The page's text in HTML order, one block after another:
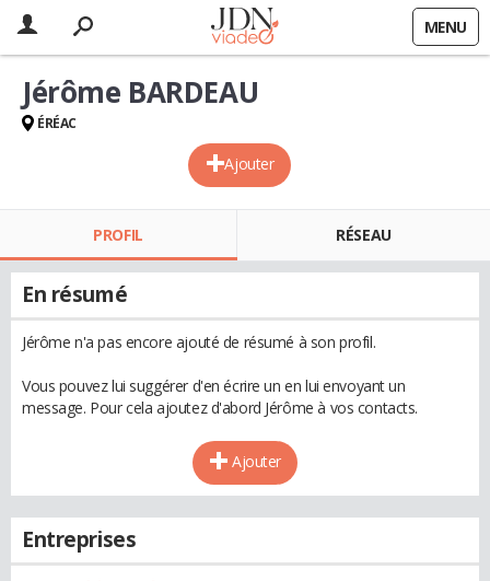
MENU
Ajouter
Jérôme BARDEAU
ÉRÉAC
PROFIL RÉSEAU
En résumé
Jérôme n'a pas encore ajouté de résumé à son profil.
Vous pouvez lui suggérer d'en écrire un en lui envoyant un
message. Pour cela ajoutez d'abord Jérôme à vos contacts.
Ajouter
Entreprises